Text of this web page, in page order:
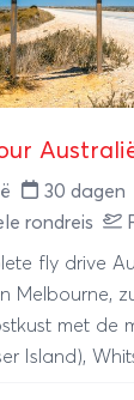
30 dagen
rondreis
fly drive
Melbourne,
met de
Island),